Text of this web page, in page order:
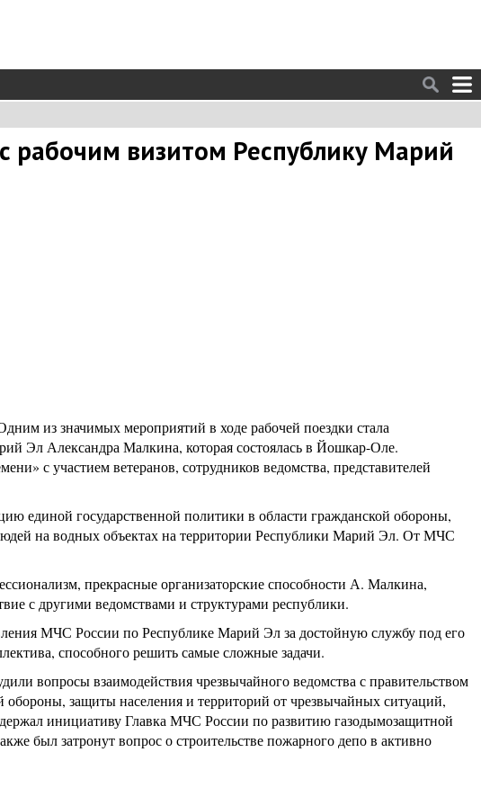
рабочим визитом Республику Марий
из значимых мероприятий в ходе рабочей поездки стала
Эл Александра Малкина, которая состоялась в Йошкар-Оле.
с участием ветеранов, сотрудников ведомства, представителей
единой государственной политики в области гражданской обороны,
на водных объектах на территории Республики Марий Эл. От МЧС
прекрасные организаторские способности А. Малкина,
с другими ведомствами и структурами республики.
МЧС России по Республике Марий Эл за достойную службу под его
способного решить самые сложные задачи.
вопросы взаимодействия чрезвычайного ведомства с правительством
защиты населения и территорий от чрезвычайных ситуаций,
инициативу Главка МЧС России по развитию газодымозащитной
был затронут вопрос о строительстве пожарного депо в активно